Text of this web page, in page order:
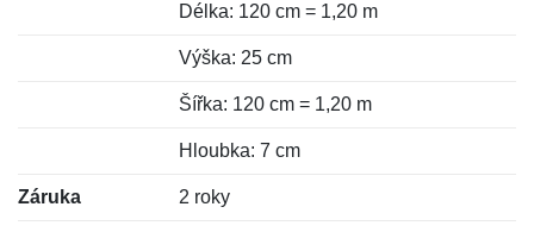
Délka: 120 cm = 1,20 m
Výška: 25 cm
Šířka: 120 cm = 1,20 m
Hloubka: 7 cm
Záruka 2 roky